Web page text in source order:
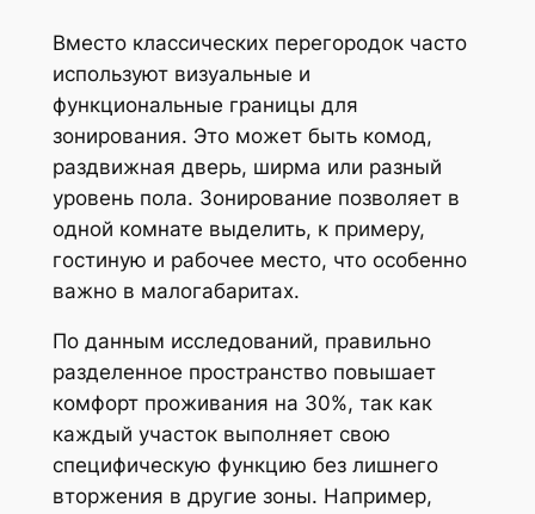
Вместо классических перегородок часто
используют визуальные и
функциональные границы для
зонирования. Это может быть комод,
раздвижная дверь, ширма или разный
уровень пола. Зонирование позволяет в
одной комнате выделить, к примеру,
гостиную и рабочее место, что особенно
важно в малогабаритах.
По данным исследований, правильно
разделенное пространство повышает
комфорт проживания на 30%, так как
каждый участок выполняет свою
специфическую функцию без лишнего
вторжения в другие зоны. Например,